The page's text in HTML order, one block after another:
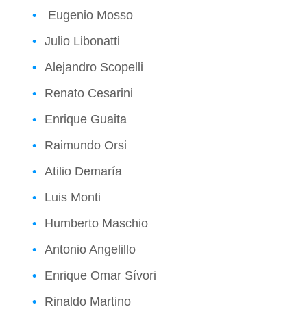
Eugenio Mosso
Julio Libonatti
Alejandro Scopelli
Renato Cesarini
Enrique Guaita
Raimundo Orsi
Atilio Demaría
Luis Monti
Humberto Maschio
Antonio Angelillo
Enrique Omar Sívori
Rinaldo Martino